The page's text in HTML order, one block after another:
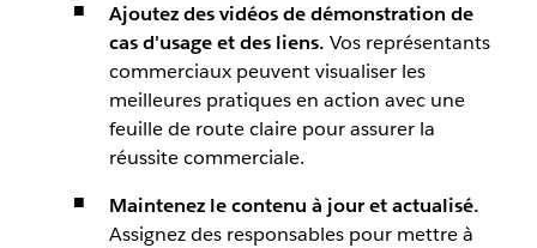
Ajoutez des vidéos de démonstration de
cas d'usage et des liens. Vos représentants
commerciaux peuvent visualiser les
meilleures pratiques en action avec une
feuille de route claire pour assurer la
réussite commerciale.
Maintenez le contenu à jour et actualisé.
Assignez des responsables pour mettre à